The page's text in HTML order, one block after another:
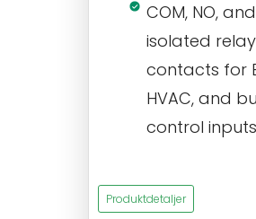
COM, NO,
isolated relay
contacts for
HVAC, and
control inputs
Produktdetaljer